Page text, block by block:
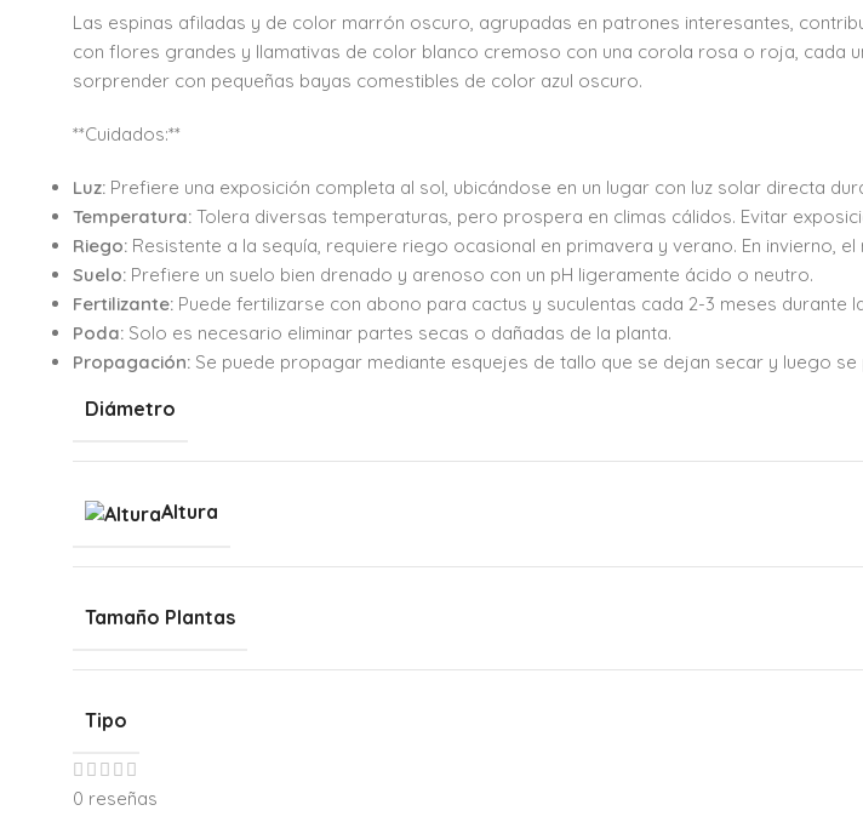
Las espinas afiladas y de color marrón oscuro, agrupadas en patrones interesantes,
con flores grandes y llamativas de color blanco cremoso con una corola rosa o roja, cada
sorprender con pequeñas bayas comestibles de color azul oscuro.
**Cuidados:**
Luz: Prefiere una exposición completa al sol, ubicándose en un lugar con luz solar directa
Temperatura: Tolera diversas temperaturas, pero prospera en climas cálidos. Evitar
Riego: Resistente a la sequía, requiere riego ocasional en primavera y verano. En invierno,
Suelo: Prefiere un suelo bien drenado y arenoso con un pH ligeramente ácido o neutro.
Fertilizante: Puede fertilizarse con abono para cactus y suculentas cada 2-3 meses durante
Poda: Solo es necesario eliminar partes secas o dañadas de la planta.
Propagación: Se puede propagar mediante esquejes de tallo que se dejan secar y luego se
Diámetro
Altura
Tamaño Plantas
Tipo
0 reseñas